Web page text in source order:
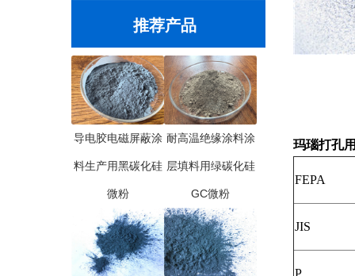
推荐产品
导电胶电磁屏蔽涂
料生产用黑碳化硅
微粉
耐高温绝缘涂料涂
层填料用绿碳化硅
GC微粉
玛瑙打孔
FEPA
JIS
P